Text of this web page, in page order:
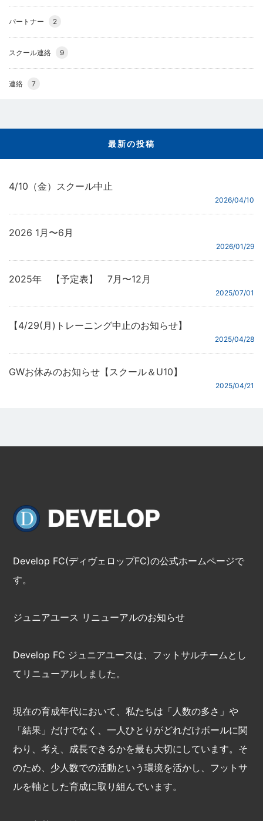
パートナー 2
スクール連絡 9
連絡 7
最新の投稿
4/10（金）スクール中止
2026/04/10
2026 1月〜6月
2026/01/29
2025年 【予定表】 7月〜12月
2025/07/01
【4/29(月)トレーニング中止のお知らせ】
2025/04/28
GWお休みのお知らせ【スクール＆U10】
2025/04/21
Develop FC(ディヴェロップFC)の公式ホームページで
す。
ジュニアユース リニューアルのお知らせ
Develop FC ジュニアユースは、フットサルチームとし
てリニューアルしました。
現在の育成年代において、私たちは「人数の多さ」や
「結果」だけでなく、一人ひとりがどれだけボールに関
わり、考え、成長できるかを最も大切にしています。そ
のため、少人数での活動という環境を活かし、フットサ
ルを軸とした育成に取り組んでいます。